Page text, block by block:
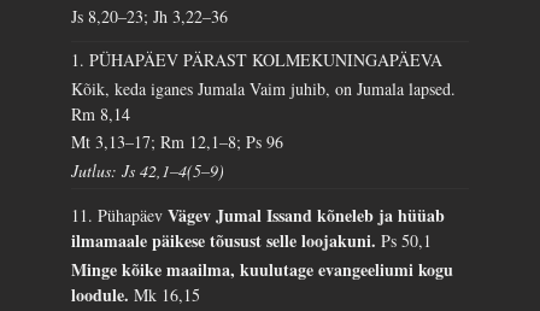
Js 8,20–23; Jh 3,22–36
1. PÜHAPÄEV PÄRAST KOLMEKUNINGAPÄEVA
Kõik, keda iganes Jumala Vaim juhib, on Jumala lapsed.
Rm 8,14
Mt 3,13–17; Rm 12,1–8; Ps 96
Jutlus: Js 42,1–4(5–9)
11. PühapäevVägev Jumal Issand kõneleb ja hüüab
ilmamaale päikese tõusust selle loojakuni.Ps 50,1
Minge kõike maailma, kuulutage evangeeliumi kogu
loodule.Mk 16,15